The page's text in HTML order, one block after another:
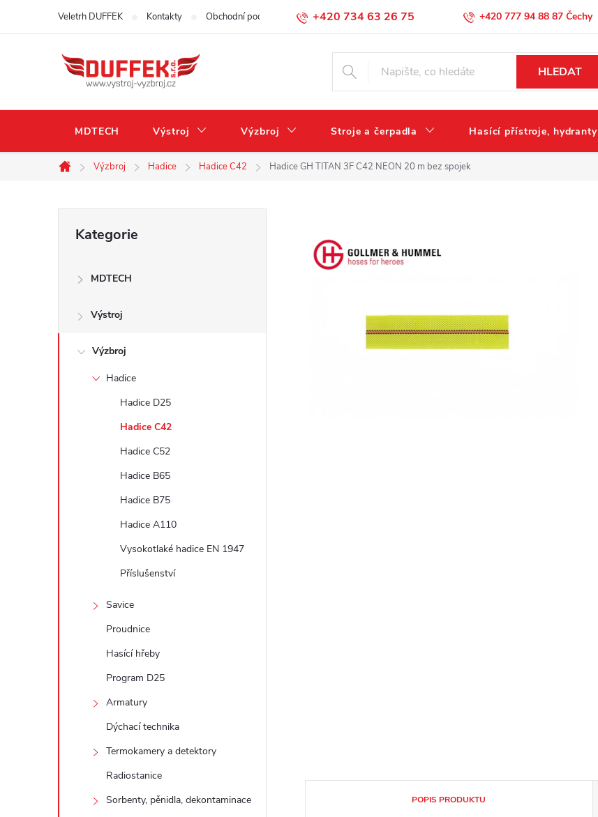
+420 734 63 26 75
Veletrh DUFFEK Kontakty Obchodní podmínky Podmínky ochrany osobních údajů +420 777 94 88 87
HLEDAT
MDTECH Výstroj Výzbroj Stroje a čerpadla Hasící přístroje, hydranty
Domů
Výzbroj Hadice Hadice C42 Hadice GH TITAN 3F C42 NEON 20 m bez spojek
t
kategorie
Kategorie
MDTECH
Výstroj
Výzbroj
Hadice
Hadice D25
Hadice C42
Hadice C52
Hadice B65
Hadice B75
Hadice A110
Vysokotlaké hadice EN 1947
Příslušenství
Savice
Proudnice
Hasící hřeby
Program D25
Armatury
Dýchací technika
Termokamery a detektory
Radiostanice
Sorbenty, pěnidla, dekontaminace
POPIS PRODUKTU